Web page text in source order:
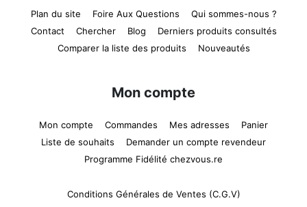
Plan du site Foire Aux Questions
Qui sommes-nous ?
Contact
Chercher Blog
Derniers produits consultés
Comparer la liste des produits
Nouveautés
Mon compte
Mon compte Commandes Mes adresses
Panier
Liste de souhaits
Demander un compte revendeur
Programme Fidélité chezvous.re
Conditions Générales de Ventes (C.G.V)